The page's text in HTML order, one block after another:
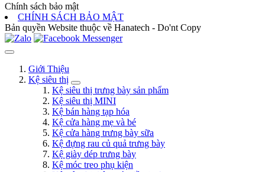
Chính sách bảo mật
CHÍNH SÁCH BẢO MẬT
Bản quyền Website thuộc về Hanatech - Do'nt Copy
Giới Thiệu
Kệ siêu thị
Kệ siêu thị trưng bày sản phẩm
Kệ siêu thị MINI
Kệ bán hàng tạp hóa
Kệ cửa hàng mẹ và bé
Kệ cửa hàng trưng bày sữa
Kệ đựng rau củ quả trưng bày
Kệ giày dép trưng bày
Kệ móc treo phụ kiện